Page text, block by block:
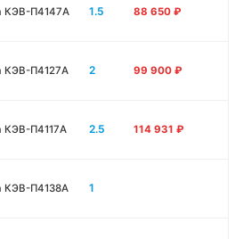
КЭВ-П4147A 1.5 88 650 ₽
КЭВ-П4127A 2 99 900 ₽
КЭВ-П4117A 2.5 114 931 ₽
КЭВ-П4138А 1